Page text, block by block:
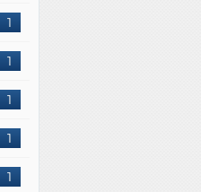
1
1
1
1
1